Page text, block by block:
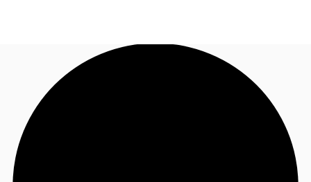
Blog
Données marchés
Appelez maintenant